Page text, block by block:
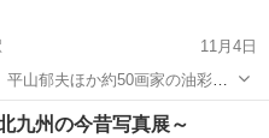
11月4日
山郁夫ほか約50画家の油彩、
代国際巨匠絵画展」が、福岡市
、フランス印象派の流れをく
駅 展示会
九州の今昔写真展～